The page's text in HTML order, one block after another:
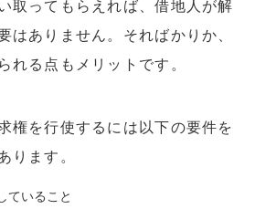
取ってもらえれば、借地人が解
はありません。そればかりか、
れる点もメリットです。
権を行使するには以下の要件を
ります。
ていること